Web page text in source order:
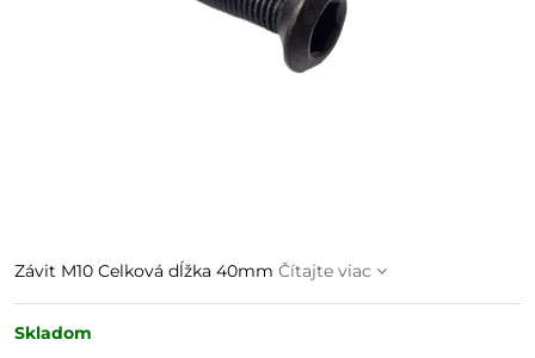
Závit M10 Celková dĺžka 40mm Čítajte viac
Skladom